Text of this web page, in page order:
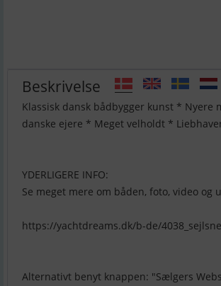
Beskrivelse
Klassisk dansk bådbygger kunst * Nyere
danske ejere * Meget velholdt *
YDERLIGERE INFO:
Se meget mere om båden, foto, video og
https://yachtdreams.dk/b-de/
Alternativt benyt knappen: "Sælgers